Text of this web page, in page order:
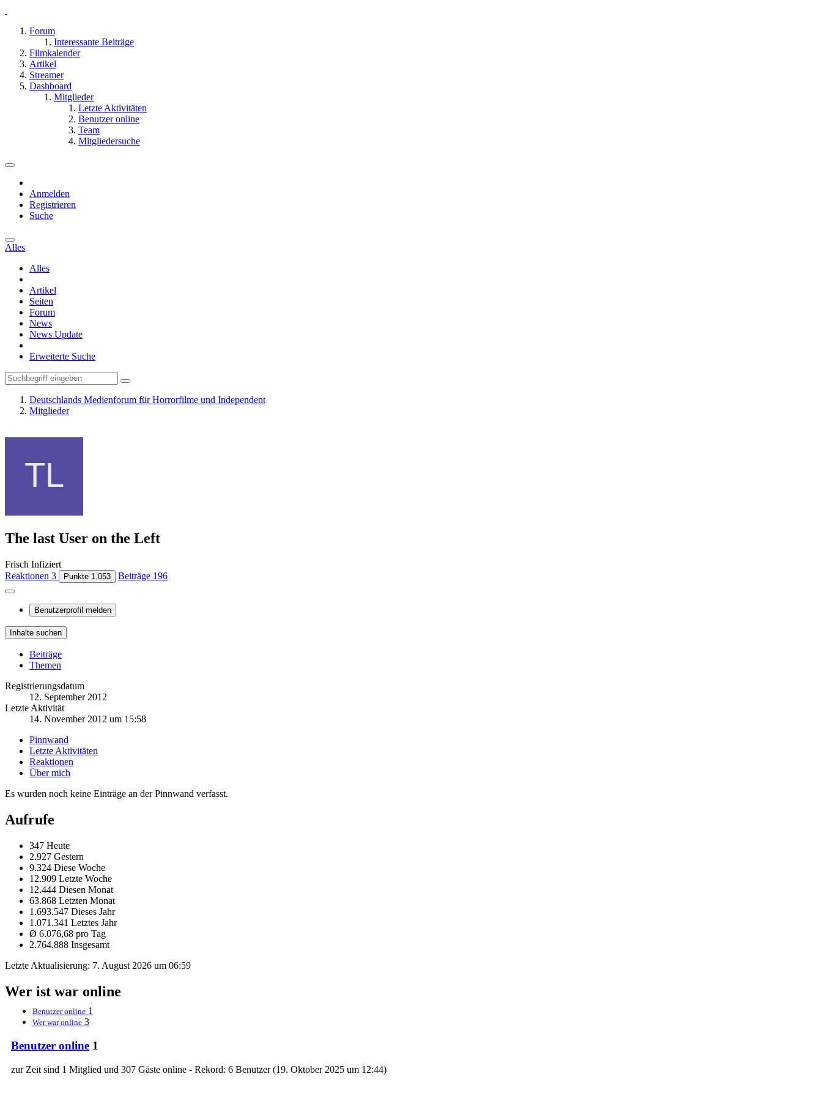
Forum
Interessante Beiträge
Filmkalender
Artikel
Streamer
Dashboard
Mitglieder
Letzte Aktivitäten
Benutzer online
Team
Mitgliedersuche
Anmelden
Registrieren
Suche
Alles
Alles
Artikel
Seiten
Forum
News
News Update
Erweiterte Suche
Deutschlands Medienforum für Horrorfilme und Independent
Mitglieder
The last User on the Left
Frisch Infiziert
Reaktionen 3 Punkte 1.053 Beiträge 196
Benutzerprofil melden
Inhalte suchen
Beiträge
Themen
Registrierungsdatum
12. September 2012
Letzte Aktivität
14. November 2012 um 15:58
Pinnwand
Letzte Aktivitäten
Reaktionen
Über mich
Es wurden noch keine Einträge an der Pinnwand verfasst.
Aufrufe
347 Heute
2.927 Gestern
9.324 Diese Woche
12.909 Letzte Woche
12.444 Diesen Monat
63.868 Letzten Monat
1.693.547 Dieses Jahr
1.071.341 Letztes Jahr
Ø 6.076,68 pro Tag
2.764.888 Insgesamt
Letzte Aktualisierung: 7. August 2026 um 06:59
Wer ist war online
Benutzer online 1
Wer war online 3
Benutzer online 1
zur Zeit sind 1 Mitglied und 307 Gäste online - Rekord: 6 Benutzer (19. Oktober 2025 um 12:44)